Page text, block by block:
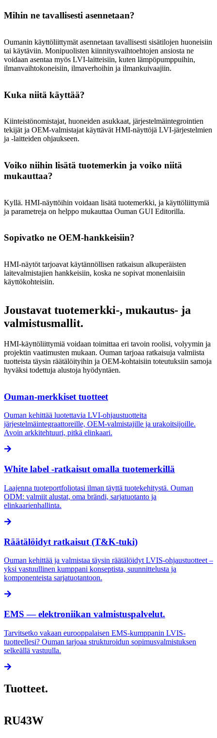
Mihin ne tavallisesti asennetaan?
Oumanin käyttöliittymät asennetaan tavallisesti sisätilojen huoneisiin
tai käytäviin. Monipuolisten kiinnitysvaihtoehtojen ansiosta ne
voidaan asentaa myös LVI-laitteisiin, kuten lämpöpumppuihin,
ilmanvaihtokoneisiin, ilmaverhoihin ja ilmankuivaajiin.
Kuka niitä käyttää?
Kiinteistönomistajat, huoneiden asukkaat, järjestelmäintegrointien
tekijät ja OEM-valmistajat käyttävät HMI-näyttöjä LVI-järjestelmien
ja -laitteiden ohjaukseen.
Voiko niihin lisätä tuotemerkin ja voiko niitä
mukauttaa?
Kyllä. HMI-näyttöihin voidaan lisätä tuotemerkki, ja käyttöliittymiä
ja parametreja on helppo mukauttaa Ouman GUI Editorilla.
Sopivatko ne OEM-hankkeisiin?
HMI-näytöt tarjoavat käytännöllisen ratkaisun alkuperäisten
laitevalmistajien hankkeisiin, koska ne sopivat monenlaisiin
käyttökohteisiin.
Joustavat tuotemerkki-, mukautus- ja
valmistusmallit.
HMI-käyttöliittymiä voidaan toimittaa eri tavoin roolisi, volyymin ja
projektin vaatimusten mukaan. Ouman tarjoaa ratkaisuja valmiista
tuotteista täysin räätälöityihin ja OEM-kohtaisiin toteutuksiin samoja
hyväksi todettuja alustoja hyödyntäen.
Ouman-merkkiset tuotteet
Ouman kehittää luotettavia LVI-ohjaustuotteita
järjestelmäintegraattoreille, OEM-valmistajille ja urakoitsijoille.
Avoin arkkitehtuuri, pitkä elinkaari.
White label -ratkaisut omalla tuotemerkillä
Laajenna tuoteportfoliotasi ilman täyttä tuotekehitystä. Ouman
ODM: valmiit alustat, oma brändi, sarjatuotanto ja
elinkaarienhallinta.
Räätälöidyt ratkaisut (T&K-tuki)
Ouman kehittää ja valmistaa täysin räätälöidyt LVIS-ohjaustuotteet –
yksi vastuullinen kumppani konseptista, suunnittelusta ja
komponenteista sarjatuotantoon.
EMS — elektroniikan valmistuspalvelut.
Tarvitsetko vakaan eurooppalaisen EMS-kumppanin LVIS-
tuotteellesi? Ouman tarjoaa strukturoidun sopimusvalmistuksen
selkeällä vastuulla.
Tuotteet.
RU43W